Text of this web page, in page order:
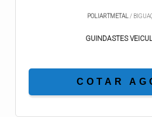
POLIARTMETAL /
GUINDASTES
COTAR